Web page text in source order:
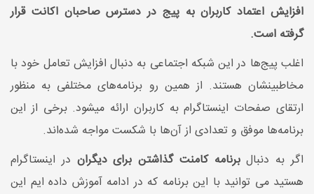
افزایش اعتماد کاربران به پیج در دسترس صاحبان اکانت قرار
گرفته است.
اغلب پیج‌ها در این شبکه اجتماعی به دنبال افزایش تعامل خود با
مخاطبینشان هستند. از همین رو برنامه‌های مختلفی به منظور
ارتقای صفحات اینستاگرام به کاربران ارائه میشود. برخی از این
برنامه‌ها موفق و تعدادی از آن‌ها با شکست مواجه شده‌اند.
اگر به دنبالبرنامه کامنت گذاشتن برای دیگران در اینستاگرام
هستید می توانید با این برنامه که در ادامه آموزش داده ایم این